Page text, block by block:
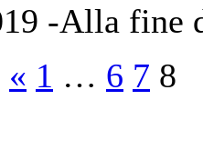
-Alla fine
« 1 … 6 7 8